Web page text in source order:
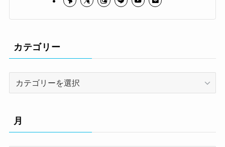
カテゴリー
リ
ー
月